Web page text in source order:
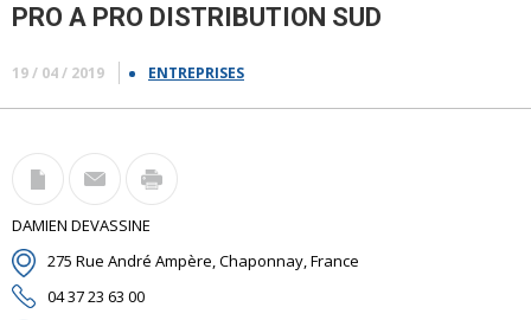
PRO A PRO DISTRIBUTION SUD
19 / 04 / 2019 ENTREPRISES
DAMIEN DEVASSINE
275 Rue André Ampère, Chaponnay, France
04 37 23 63 00